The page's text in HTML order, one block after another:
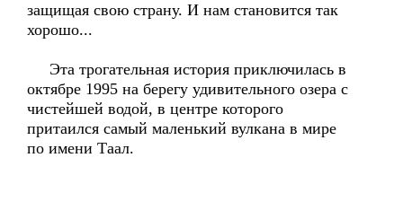
защищая свою страну. И нам становится так
хорошо...
Эта трогательная история приключилась в
октябре 1995 на берегу удивительного озера с
чистейшей водой, в центре которого
притаился самый маленький вулкана в мире
по имени Таал.